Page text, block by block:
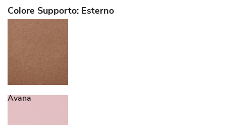
Colore Supporto: Esterno
Avana